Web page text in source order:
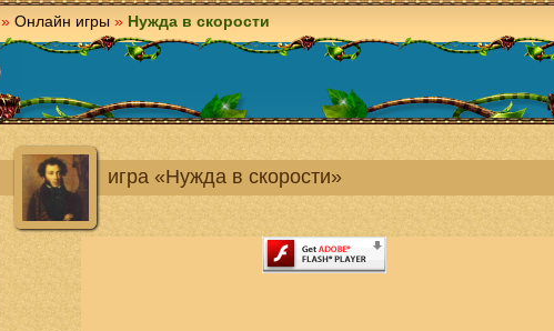
» Онлайн игры » Нужда в скорости
игра «Нужда в скорости»